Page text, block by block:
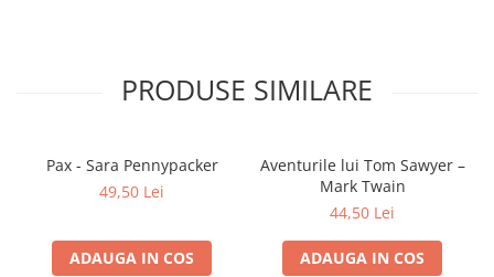
Ficțiune mitologică și istorică
Poezie și teatru
Romane ilustrate
PRODUSE SIMILARE
Pax - Sara Pennypacker
49,50 Lei
ADAUGA IN COS
Aventurile lui Tom Sawyer –
Mark Twain
44,50 Lei
ADAUGA IN COS